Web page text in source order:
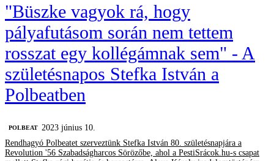
"Büszke vagyok rá, hogy
pályafutásom során nem tettem
rosszat egy kollégámnak sem" - A
születésnapos Stefka István a
Polbeatben
‎POLBEAT
2023 június 10.
Rendhagyó Polbeatet szerveztünk Stefka István 80. születésnapjára a
Revolution '56 Szabadságharcos Sörözőbe, ahol a PestiSrácok.hu-s csapat